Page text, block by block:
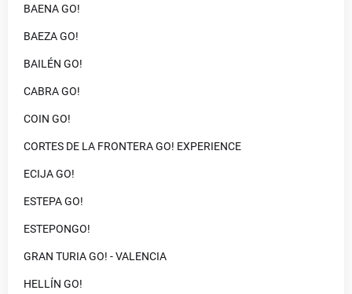
BAENA GO!
BAEZA GO!
BAILÉN GO!
CABRA GO!
COIN GO!
CORTES DE LA FRONTERA GO! EXPERIENCE
ECIJA GO!
ESTEPA GO!
ESTEPONGO!
GRAN TURIA GO! - VALENCIA
HELLÍN GO!